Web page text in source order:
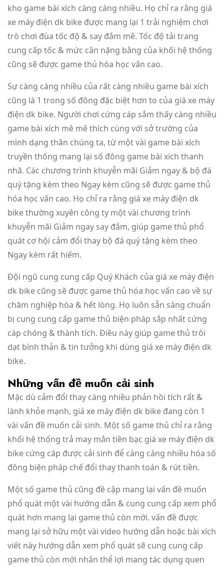
kho game bài xích càng càng nhiều. Họ chỉ ra rằng giá
xe máy điện dk bike được mang lại 1 trải nghiệm chơi
trò chơi đùa tốc độ & say đắm mê. Tốc độ tải trang
cung cấp tốc & mức cân nặng bằng của khối hệ thống
cũng sẽ được game thủ hóa học vấn cao.
Sự càng càng nhiều của rất càng nhiều game bài xích
cũng là 1 trong số đông đặc biệt hơn to của giá xe máy
điện dk bike. Người chơi cứng cáp sắm thấy càng nhiều
game bài xích mê mê thích cùng với sở trường của
mình dạng thân chúng ta, từ một vài game bài xích
truyền thống mang lại số đông game bài xích thanh
nhã. Các chương trình khuyễn mãi Giảm ngay & bộ đá
quý tặng kèm theo Ngay kèm cũng sẽ được game thủ
hóa học vấn cao. Họ chỉ ra rằng giá xe máy điện dk
bike thường xuyên công ty một vài chương trình
khuyễn mãi Giảm ngay say đắm, giúp game thủ phổ
quát cơ hội cảm đổi thay bộ đá quý tặng kèm theo
Ngay kèm rất hiếm.
Đội ngũ cung cung cấp Quý Khách của giá xe máy điện
dk bike cũng sẽ được game thủ hóa học vấn cao về sự
chăm nghiệp hóa & hết lòng. Họ luôn sẵn sàng chuẩn
bị cung cung cấp game thủ biện pháp sắp nhất cứng
cáp chóng & thành tích. Điều này giúp game thủ trôi
dạt bình thản & tin tưởng khi dùng giá xe máy điện dk
bike.
Những vấn đề muốn cải sinh
Mặc dù cảm đổi thay càng nhiều phản hồi tích rất &
lành khỏe mạnh, giá xe máy điện dk bike đang còn 1
vài vấn đề muốn cải sinh. Một số game thủ chỉ ra rằng
khối hệ thống trả may mắn tiền bạc giá xe máy điện dk
bike cứng cáp được cải sinh để càng càng nhiều hóa số
đông biện pháp chế đổi thay thanh toán & rút tiền.
Một số game thủ cũng đề cập mang lại vấn đề muốn
phổ quát một vài hướng dẫn & cung cung cấp xem phổ
quát hơn mang lại game thủ còn mới. vấn đề được
mang lại sở hữu một vài video hướng dẫn hoặc bài xích
viết này hướng dẫn xem phổ quát sẽ cung cung cấp
game thủ còn mới nhân thể lợi mang tác dụng quen